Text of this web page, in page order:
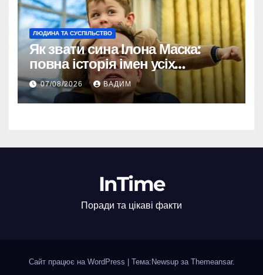
ЛЮДИНА ТА СУСПІЛЬСТВО
Як звати сина Ілона Маска:
повна історія імен усіх
хлопчиків мільярдера
07/08/2026 ВАДИМ
InTime
Поради та цікаві факти
Сайт працює на WordPress Тема:Newsup за Themeansar.